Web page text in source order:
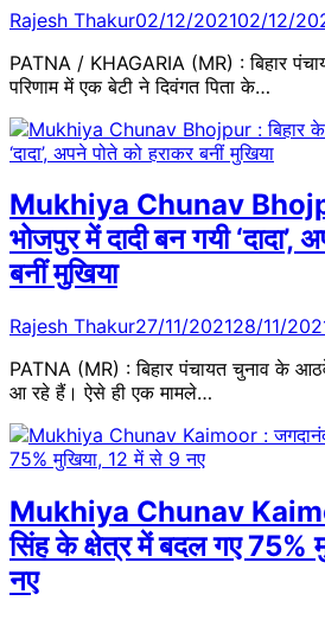
Rajesh Thakur02/12/202102/12/
PATNA / KHAGARIA (MR) : बिहार
परिणाम में एक बेटी ने दिवंगत पिता के…
Mukhiya Chunav
भोजपुर में दादी बन गयी ‘दादा’,
बनीं मुखिया
Rajesh Thakur27/11/202128/11/
PATNA (MR) : बिहार पंचायत चुनाव के
आ रहे हैं। ऐसे ही एक मामले…
Mukhiya Chunav
सिंह के क्षेत्र में बदल गए 75%
नए